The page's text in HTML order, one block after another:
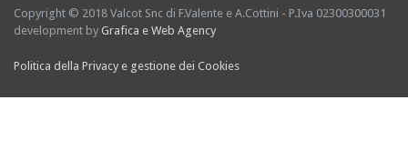
Copyright © 2018 Valcot Snc di F.Valente e A.Cottini - P.Iva 02300300031
development by Grafica e Web Agency
Politica della Privacy e gestione dei Cookies